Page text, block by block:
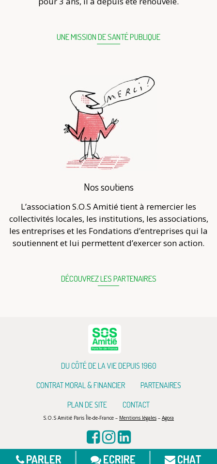
UNE MISSION DE SANTÉ PUBLIQUE
Nos soutiens
L’association S.O.S Amitié tient à remercier les
collectivités locales, les institutions, les associations,
les entreprises et les Fondations d’entreprises qui la
soutiennent et lui permettent d’exercer son action.
DÉCOUVREZ LES PARTENAIRES
DU CÔTÉ DE LA VIE DEPUIS 1960
CONTRAT MORAL & FINANCIER
PARTENAIRES
PLAN DE SITE
CONTACT
S.O.S Amitié Paris Île-de-France – Mentions légales – Agora
PARLER ECRIRE CHAT